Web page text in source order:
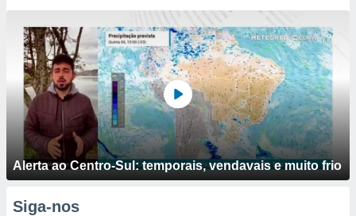
Alerta ao Centro-Sul: temporais, vendavais e muito frio
Siga-nos